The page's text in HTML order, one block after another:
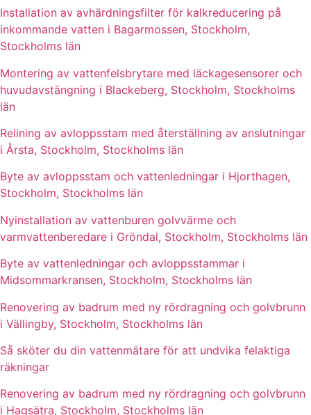
Installation av avhärdningsfilter för kalkreducering på
inkommande vatten i Bagarmossen, Stockholm,
Stockholms län
Montering av vattenfelsbrytare med läckagesensorer och
huvudavstängning i Blackeberg, Stockholm, Stockholms
län
Relining av avloppsstam med återställning av anslutningar
i Årsta, Stockholm, Stockholms län
Byte av avloppsstam och vattenledningar i Hjorthagen,
Stockholm, Stockholms län
Nyinstallation av vattenburen golvvärme och
varmvattenberedare i Gröndal, Stockholm, Stockholms län
Byte av vattenledningar och avloppsstammar i
Midsommarkransen, Stockholm, Stockholms län
Renovering av badrum med ny rördragning och golvbrunn
i Vällingby, Stockholm, Stockholms län
Så sköter du din vattenmätare för att undvika felaktiga
räkningar
Renovering av badrum med ny rördragning och golvbrunn
i Hagsätra, Stockholm, Stockholms län